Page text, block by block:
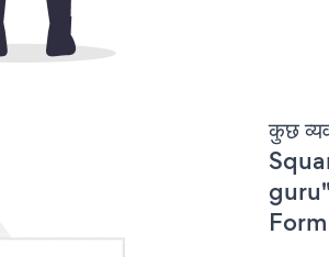
कुछ
guru"
Form